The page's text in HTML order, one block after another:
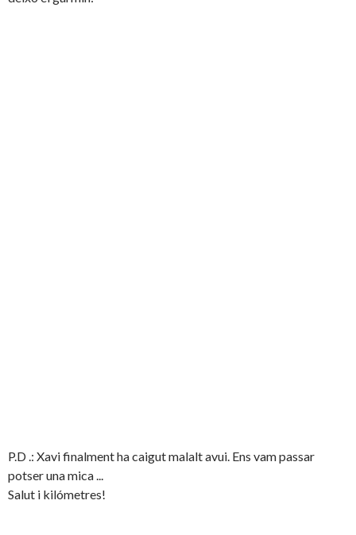
P.D .: Xavi finalment ha caigut malalt avui. Ens vam passar
potser una mica ...
Salut i kilómetres!